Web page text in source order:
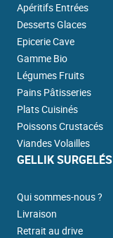
Apéritifs Entrées
Desserts Glaces
Epicerie Cave
Gamme Bio
Légumes Fruits
Pains Pâtisseries
Plats Cuisinés
Poissons Crustacés
Viandes Volailles
GELLIK SURGELÉS
Qui sommes-nous ?
Livraison
Retrait au drive